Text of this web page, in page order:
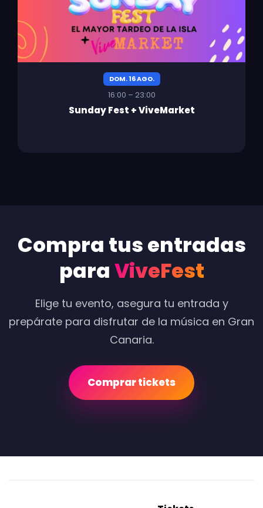
DOM. 16 AGO.
16:00 – 23:00
Sunday Fest + ViveMarket
Compra tus entradas
paraViveFest
Elige tu evento, asegura tu entrada y
prepárate para disfrutar de la música en Gran
Canaria.
Comprar tickets